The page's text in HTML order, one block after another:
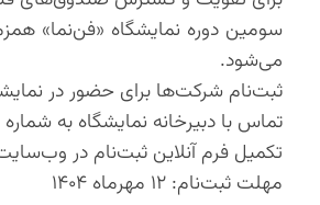
می‌شود.
ثبت‌نام شرکت‌ها برای حضور در
تماس با دبیرخانه نمایشگاه به شماره ۰۹۱۹۷۲۶۶۰۰۳ و دریافت اطلاعات و مشاوره
تکمیل فرم آنلاین ثبت‌نام در
مهلت ثبت‌نام: ۱۲ مهرماه ۱۴۰۴